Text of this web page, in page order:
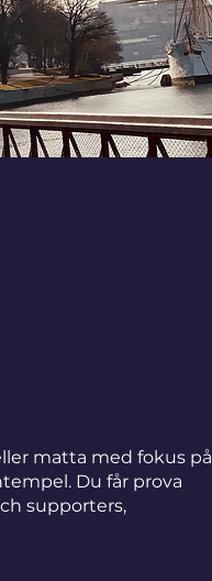
matta med fokus på
Du får prova
supporters,